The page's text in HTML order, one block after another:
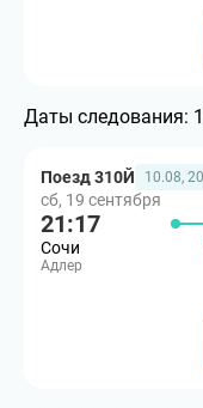
Даты следования:
Поезд 310Й 10.08,
сб, 19 сентября
21:17
Сочи
Адлер